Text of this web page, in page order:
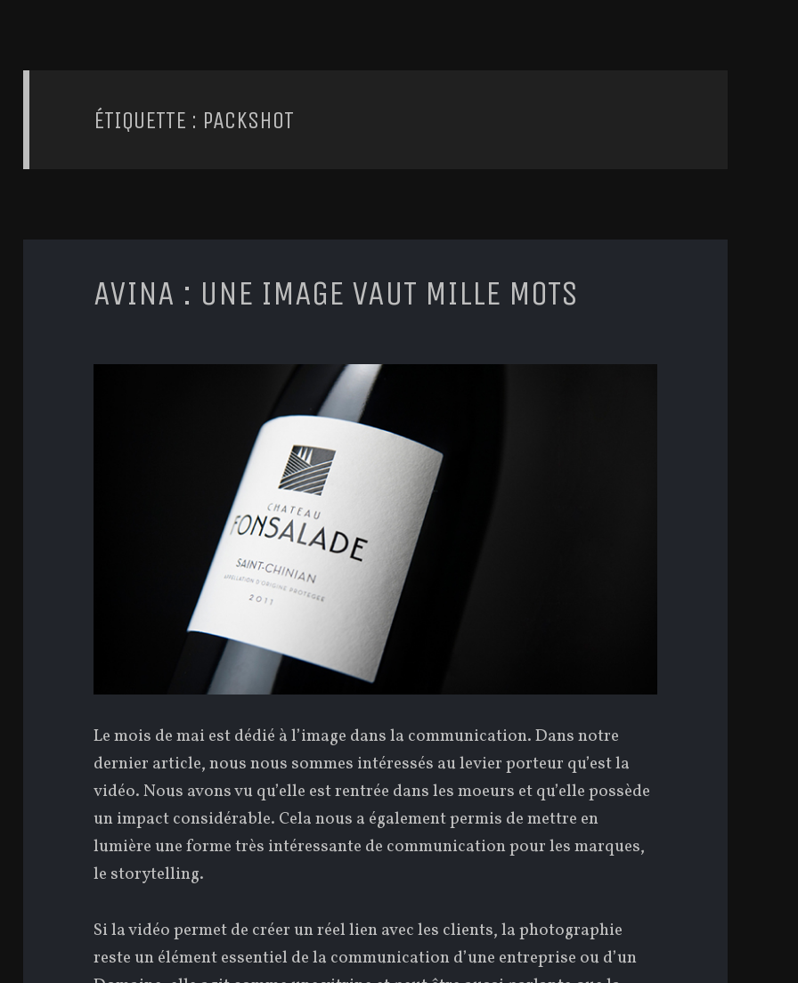
ÉTIQUETTE : PACKSHOT
AVINA : UNE IMAGE VAUT MILLE MOTS
Le mois de mai est dédié à l’image dans la communication. Dans notre
dernier article, nous nous sommes intéressés au levier porteur qu’est la
vidéo. Nous avons vu qu’elle est rentrée dans les moeurs et qu’elle possède
un impact considérable. Cela nous a également permis de mettre en
lumière une forme très intéressante de communication pour les marques,
le storytelling.
Si la vidéo permet de créer un réel lien avec les clients, la photographie
reste un élément essentiel de la communication d’une entreprise ou d’un